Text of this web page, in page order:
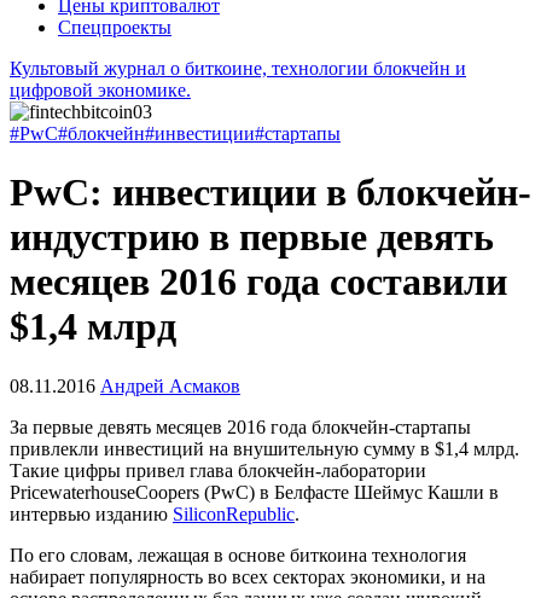
Цены криптовалют
Спецпроекты
Культовый журнал о биткоине, технологии блокчейн и
цифровой экономике.
#PwC#блокчейн#инвестиции#стартапы
PwC: инвестиции в блокчейн-
индустрию в первые девять
месяцев 2016 года составили
$1,4 млрд
08.11.2016 Андрей Асмаков
За первые девять месяцев 2016 года блокчейн-стартапы
привлекли инвестиций на внушительную сумму в $1,4 млрд.
Такие цифры привел глава блокчейн-лаборатории
PricewaterhouseCoopers (PwC) в Белфасте Шеймус Кашли в
интервью изданию SiliconRepublic.
По его словам, лежащая в основе биткоина технология
набирает популярность во всех секторах экономики, и на